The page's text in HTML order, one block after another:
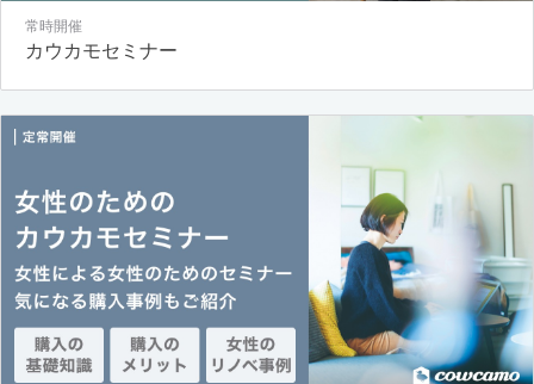
常時開催
カウカモセミナー